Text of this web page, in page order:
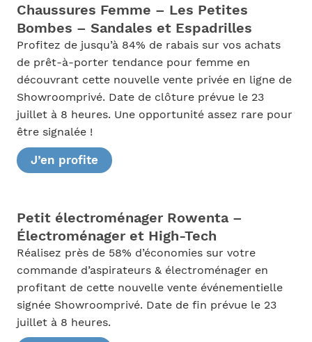
Chaussures Femme – Les Petites
Bombes – Sandales et Espadrilles
Profitez de jusqu’à 84% de rabais sur vos achats
de prêt-à-porter tendance pour femme en
découvrant cette nouvelle vente privée en ligne de
Showroomprivé. Date de clôture prévue le 23
juillet à 8 heures. Une opportunité assez rare pour
être signalée !
J’en profite
Petit électroménager Rowenta –
Électroménager et High-Tech
Réalisez près de 58% d’économies sur votre
commande d’aspirateurs & électroménager en
profitant de cette nouvelle vente événementielle
signée Showroomprivé. Date de fin prévue le 23
juillet à 8 heures.